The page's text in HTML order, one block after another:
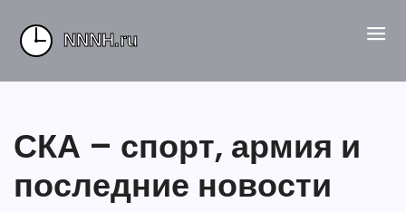
СКА – спорт, армия и
последние новости